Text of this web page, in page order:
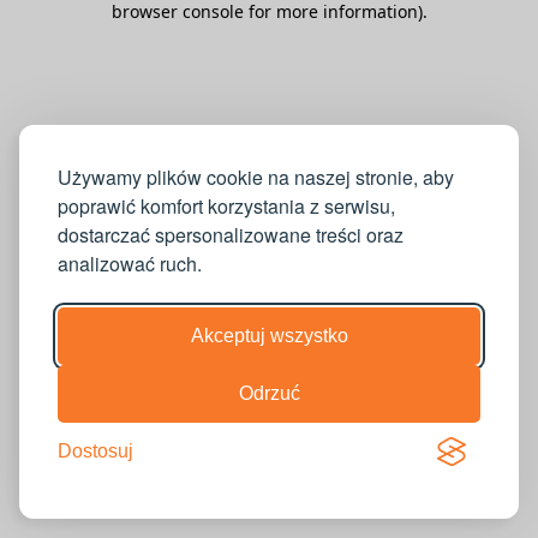
Używamy plików cookie na naszej stronie, aby
poprawić komfort korzystania z serwisu,
dostarczać spersonalizowane treści oraz
analizować ruch.
Akceptuj wszystko
Odrzuć
Dostosuj
browser console for more information).